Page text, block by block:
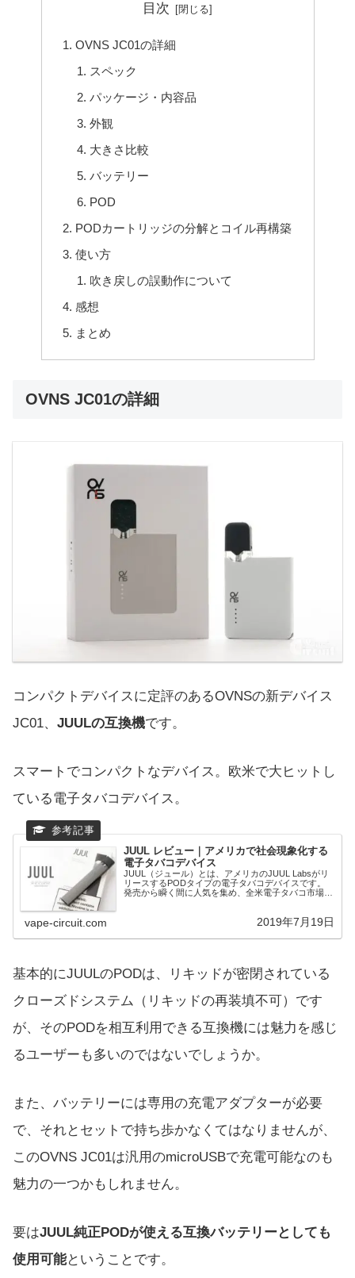
目次
OVNS JC01の詳細
スペック
パッケージ・内容品
外観
大きさ比較
バッテリー
POD
PODカートリッジの分解とコイル再構築
使い方
吹き戻しの誤動作について
感想
まとめ
OVNS JC01の詳細
コンパクトデバイスに定評のあるOVNSの新デバイス
JC01、 JUULの互換機です。
スマートでコンパクトなデバイス。欧米で大ヒットし
ている電子タバコデバイス。
JUUL レビュー｜アメリカで社会現象化する
電子タバコデバイス
JUUL（ジュール）とは、アメリカのJUUL Labsがリ
リースするPODタイプの電子タバコデバイスです。
発売から瞬く間に人気を集め、全米電子タバコ市場で
vape-circuit.com 2019年7月19日
基本的にJUULのPODは、リキッドが密閉されている
クローズドシステム（リキッドの再装填不可）です
が、そのPODを相互利用できる互換機には魅力を感じ
るユーザーも多いのではないでしょうか。
また、バッテリーには専用の充電アダプターが必要
で、それとセットで持ち歩かなくてはなりませんが、
このOVNS JC01は汎用のmicroUSBで充電可能なのも
魅力の一つかもしれません。
要はJUUL純正PODが使える互換バッテリーとしても
使用可能ということです。